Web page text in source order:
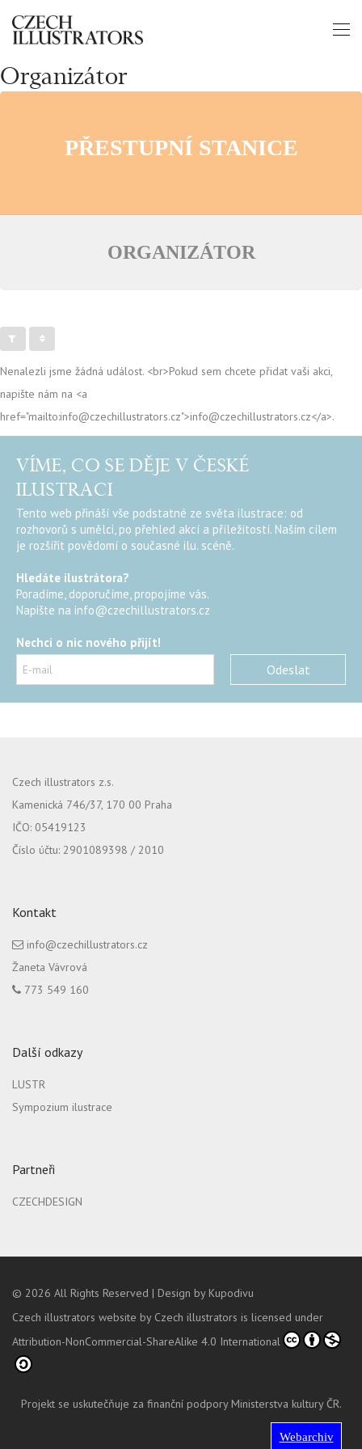
Organizátor
PŘESTUPNÍ STANICE
ORGANIZÁTOR
Nenalezli jsme žádná událost. <br>Pokud sem chcete přidat vaši akci,
napište nám na <a
href="mailto:info@czechillustrators.cz">info@czechillustrators.cz</a>.
VÍME, CO SE DĚJE V ČESKÉ
ILUSTRACI
Tento web přináší vše podstatné ze světa ilustrace: od
rozhovorů s umělci, po přehled akcí a příležitostí. Naším cílem
je rozšířit povědomí o současné ilu. scéně.
Hledáte ilustrátora?
Poradíme, doporučíme, propojíme vás.
Napište na info@czechillustrators.cz
Nechci o nic nového přijít!
Czech illustrators z.s.
Kamenická 746/37, 170 00 Praha
IČO: 05419123
Číslo účtu: 2901089398 / 2010
Kontakt
info@czechillustrators.cz
Žaneta Vávrová
773 549 160
Další odkazy
LUSTR
Sympozium ilustrace
Partneři
CZECHDESIGN
© 2026 All Rights Reserved | Design by Kupodivu
Czech illustrators website by Czech illustrators is licensed under
Attribution-NonCommercial-ShareAlike 4.0 International
Projekt se uskutečňuje za finanční podpory Ministerstva kultury ČR.
Webarchiv